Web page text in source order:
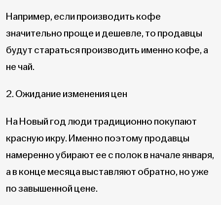
Например, если производить кофе
значительно проще и дешевле, то продавцы
будут стараться производить именно кофе, а
не чай.
2. Ожидание изменения цен
На Новый год люди традиционно покупают
красную икру. Именно поэтому продавцы
намеренно убирают ее с полок в начале января,
а в конце месяца выставляют обратно, но уже
по завышенной цене.